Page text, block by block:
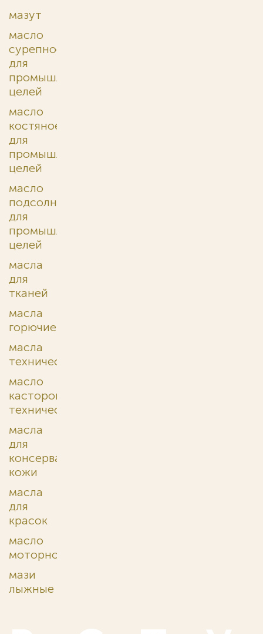
мазут
масло
сурепное
для
промышленных
целей
масло
костяное
для
промышленных
целей
масло
подсолнечное
для
промышленных
целей
масла
для
тканей
масла
горючие
масла
технические
масло
касторовое
техническое
масла
для
консервации
кожи
масла
для
красок
масло
моторное
мази
лыжные